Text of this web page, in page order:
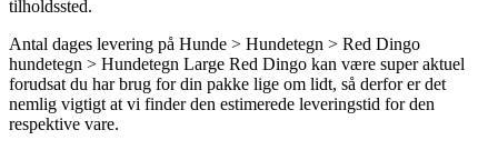
tilholdssted.
Antal dages levering på Hunde > Hundetegn > Red Dingo
hundetegn > Hundetegn Large Red Dingo kan være super aktuel
forudsat du har brug for din pakke lige om lidt, så derfor er det
nemlig vigtigt at vi finder den estimerede leveringstid for den
respektive vare.